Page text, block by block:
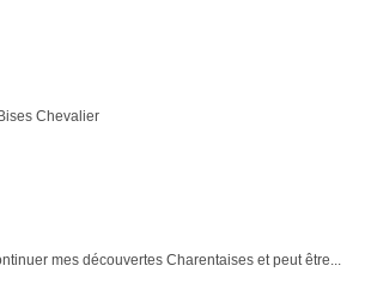
Chevalier
mes découvertes Charentaises et peut être...